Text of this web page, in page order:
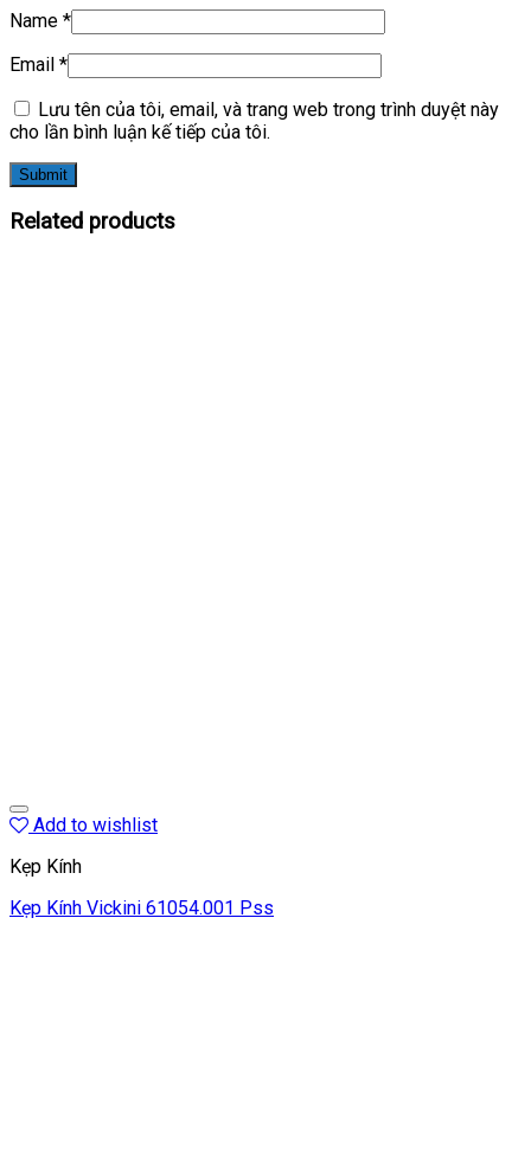
Name *
Email *
Lưu tên của tôi, email, và trang web trong trình duyệt này
cho lần bình luận kế tiếp của tôi.
Related products
Add to wishlist
Kẹp Kính
Kẹp Kính Vickini 61054.001 Pss